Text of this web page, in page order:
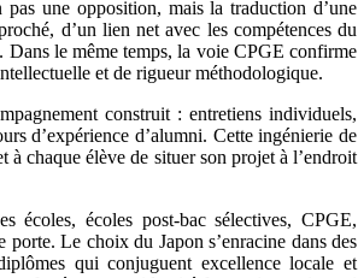
une opposition, mais la traduction d’une
d’un lien net avec les compétences du
Dans le même temps, la voie CPGE confirme
et de rigueur méthodologique.
construit : entretiens individuels,
d’expérience d’alumni. Cette ingénierie de
à chaque élève de situer son projet à l’endroit
écoles post-bac sélectives, CPGE,
Le choix du Japon s’enracine dans des
qui conjuguent excellence locale et